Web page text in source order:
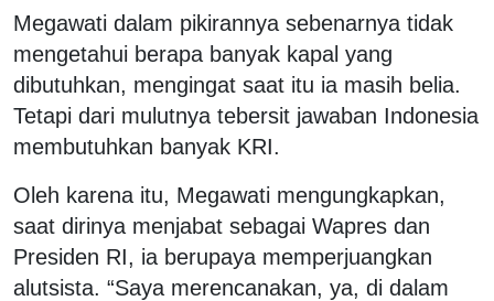
Megawati dalam pikirannya sebenarnya tidak
mengetahui berapa banyak kapal yang
dibutuhkan, mengingat saat itu ia masih belia.
Tetapi dari mulutnya tebersit jawaban Indonesia
membutuhkan banyak KRI.
Oleh karena itu, Megawati mengungkapkan,
saat dirinya menjabat sebagai Wapres dan
Presiden RI, ia berupaya memperjuangkan
alutsista. “Saya merencanakan, ya, di dalam